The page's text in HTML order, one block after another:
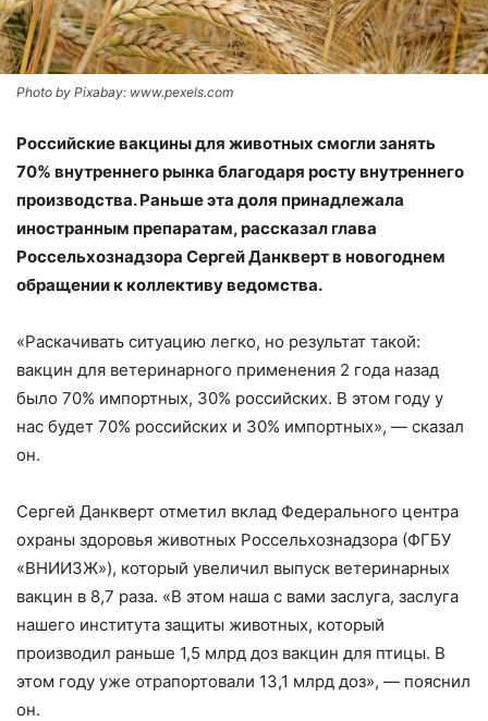
Photo by Pixabay: www.pexels.com
Российские вакцины для животных смогли занять
70% внутреннего рынка благодаря росту внутреннего
производства. Раньше эта доля принадлежала
иностранным препаратам, рассказал глава
Россельхознадзора Сергей Данкверт в новогоднем
обращении к коллективу ведомства.
«Раскачивать ситуацию легко, но результат такой:
вакцин для ветеринарного применения 2 года назад
было 70% импортных, 30% российских. В этом году у
нас будет 70% российских и 30% импортных», — сказал
он.
Сергей Данкверт отметил вклад Федерального центра
охраны здоровья животных Россельхознадзора (ФГБУ
«ВНИИЗЖ»), который увеличил выпуск ветеринарных
вакцин в 8,7 раза. «В этом наша с вами заслуга, заслуга
нашего института защиты животных, который
производил раньше 1,5 млрд доз вакцин для птицы. В
этом году уже отрапортовали 13,1 млрд доз», — пояснил
он.